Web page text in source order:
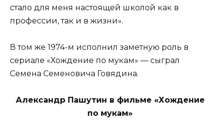
стало для меня настоящей школой как в
профессии, так и в жизни».
В том же 1974-м исполнил заметную роль в
сериале «Хождение по мукам» — сыграл
Семена Семеновича Говядина.
Александр Пашутин в фильме «Хождение
по мукам»